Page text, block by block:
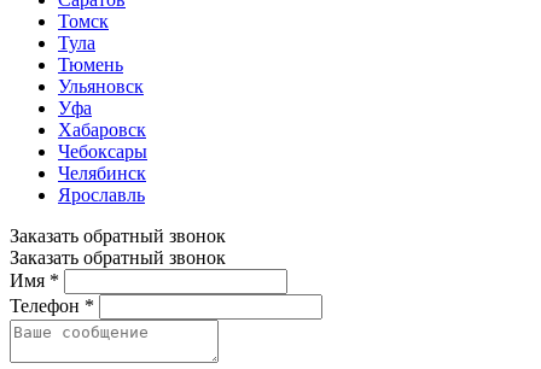
Томск
Тула
Тюмень
Ульяновск
Уфа
Хабаровск
Чебоксары
Челябинск
Ярославль
Заказать обратный звонок
Заказать обратный звонок
Имя *
Телефон *